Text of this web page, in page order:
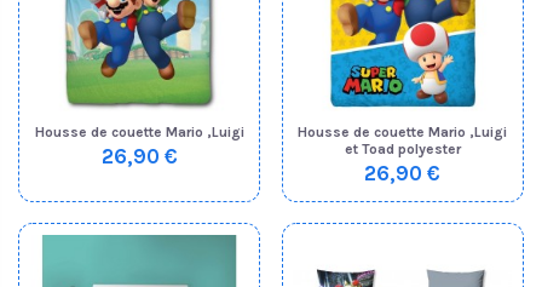
Housse de couette Mario ,Luigi
26,90 €
Housse de couette Mario ,Luigi
et Toad polyester
26,90 €